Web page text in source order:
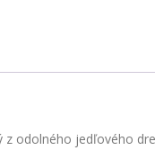
odolného jedľového